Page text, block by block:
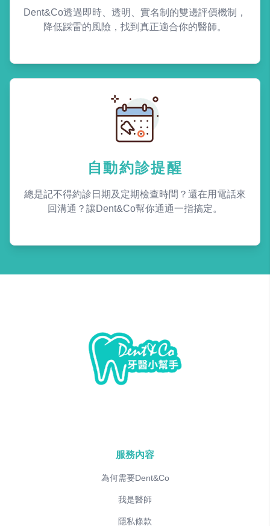
Dent&Co透過即時、透明、實名制的雙邊評價機制，
降低踩雷的風險，找到真正適合你的醫師。
自動約診提醒
總是記不得約診日期及定期檢查時間？還在用電話來
回溝通？讓Dent&Co幫你通通一指搞定。
服務內容
為何需要Dent&Co
我是醫師
隱私條款